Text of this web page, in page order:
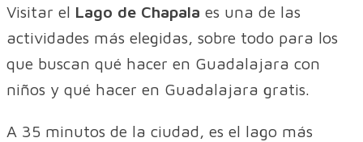
Visitar el Lago de Chapala es una de las
actividades más elegidas, sobre todo para los
que buscan qué hacer en Guadalajara con
niños y qué hacer en Guadalajara gratis.
A 35 minutos de la ciudad, es el lago más